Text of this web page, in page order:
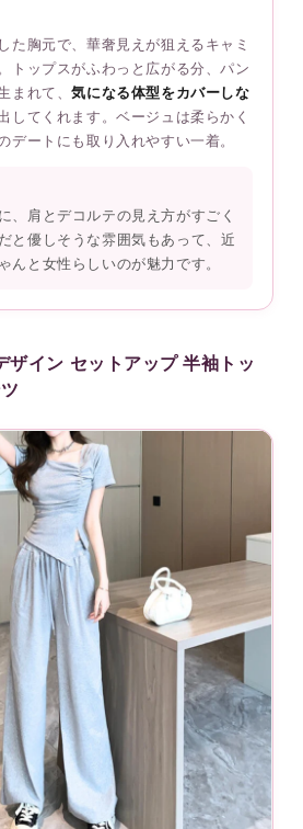
た胸元で、華奢見えが狙えるキャミ
トップスがふわっと広がる分、パン
まれて、気になる体型をカバーしな
してくれます。ベージュは柔らかく
デートにも取り入れやすい一着。
、肩とデコルテの見え方がすごく
と優しそうな雰囲気もあって、近
んと女性らしいのが魅力です。
ザイン セットアップ 半袖トッ